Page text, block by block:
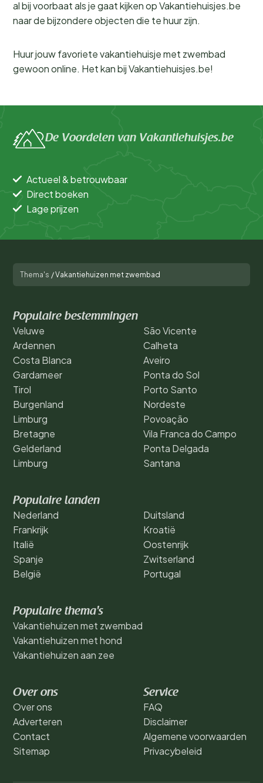
al bij voorbaat als je gaat kijken op Vakantiehuisjes.be
naar de bijzondere objecten die te huur zijn.
Huur jouw favoriete vakantiehuisje met zwembad
gewoon online. Het kan bij Vakantiehuisjes.be!
De Voordelen van Vakantiehuisjes.be
Actueel & betrouwbaar
Direct boeken
Lage prijzen
Thema's /Vakantiehuizen met zwembad
Populaire bestemmingen
Veluwe
Ardennen
Costa Blanca
Gardameer
Tirol
Burgenland
Limburg
Bretagne
Gelderland
Limburg
São Vicente
Calheta
Aveiro
Ponta do Sol
Porto Santo
Nordeste
Povoação
Vila Franca do Campo
Ponta Delgada
Santana
Populaire landen
Nederland
Frankrijk
Italië
Spanje
België
Duitsland
Kroatië
Oostenrijk
Zwitserland
Portugal
Populaire thema's
Vakantiehuizen met zwembad
Vakantiehuizen met hond
Vakantiehuizen aan zee
Over ons
Over ons
Adverteren
Contact
Sitemap
Service
FAQ
Disclaimer
Algemene voorwaarden
Privacybeleid